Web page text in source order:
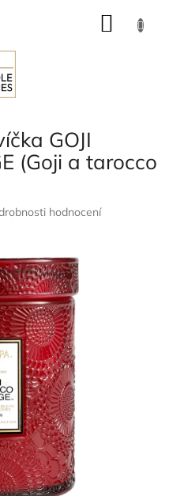
GOJI
(Goji a tarocco
hodnocení